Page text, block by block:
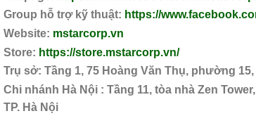
Group hỗ trợ kỹ thuật: https://
Website: mstarcorp.vn
Store: https://store.mstarcorp.vn/
Trụ sở: Tầng 1, 75 Hoàng Văn Thụ, phường 15,
Chi nhánh Hà Nội : Tầng 11, tòa nhà Zen
TP. Hà Nội